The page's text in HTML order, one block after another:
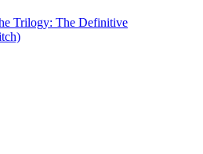
Trilogy: The Definitive